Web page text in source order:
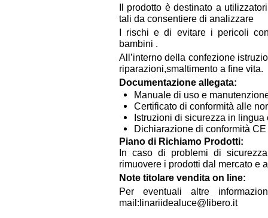
Il prodotto è destinato a
tali da consentiere di analizzare
I rischi e di evitare i pericoli
bambini .
All’interno della confezione
riparazioni,smaltimento a fine vita.
Documentazione allegata:
Manuale di uso e
Certificato di conformità alle
Istruzioni di sicurezza in
Dichiarazione di conformità
Piano di Richiamo Prodotti:
In caso di problemi di
rimuovere i prodotti dal mercato e
Note titolare vendita on line:
Per eventuali altre
mail:linariidealuce@libero.it